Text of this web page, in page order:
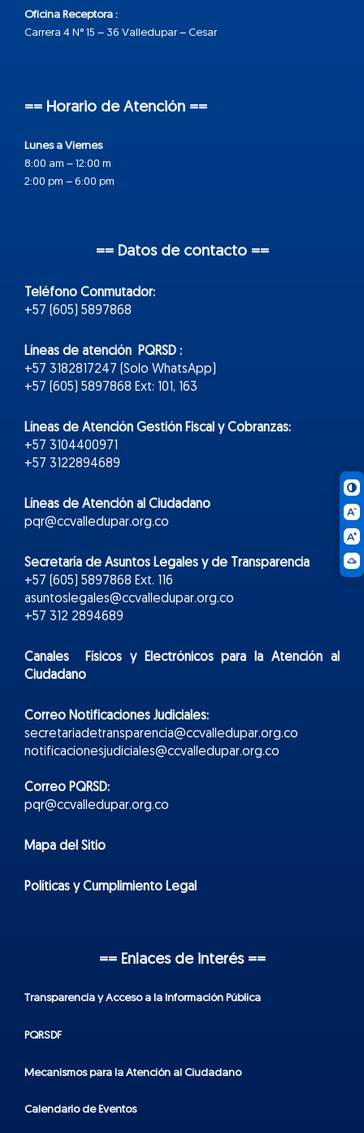
Oficina Receptora :
Carrera 4 N° 15 – 36 Valledupar – Cesar
== Horario de Atención ==
Lunes a Viernes
8:00 am – 12:00 m
2:00 pm – 6:00 pm
== Datos de contacto ==
Teléfono Conmutador:
+57 (605) 5897868
Líneas de atención PQRSD :
+57 3182817247 (Solo WhatsApp)
+57 (605) 5897868 Ext: 101, 163
Líneas de Atención Gestión Fiscal y Cobranzas:
+57 3104400971
+57 3122894689
Líneas de Atención al Ciudadano
pqr@ccvalledupar.org.co
Secretaría de Asuntos Legales y de Transparencia
+57 (605) 5897868 Ext. 116
asuntoslegales@ccvalledupar.org.co
+57 312 2894689
Canales Físicos yElectrónicospara la Atención al
Ciudadano
Correo Notificaciones Judiciales:
secretariadetransparencia@ccvalledupar.org.co
notificacionesjudiciales@ccvalledupar.org.co
Correo PQRSD:
pqr@ccvalledupar.org.co
Mapa del Sitio
Políticas y Cumplimiento Legal
== Enlaces de interés ==
Transparencia y Acceso a la Información Pública
PQRSDF
Mecanismos para la Atención al Ciudadano
Calendario de Eventos